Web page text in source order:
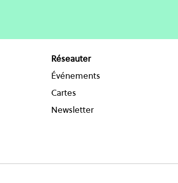
Réseauter
Événements
Cartes
Newsletter